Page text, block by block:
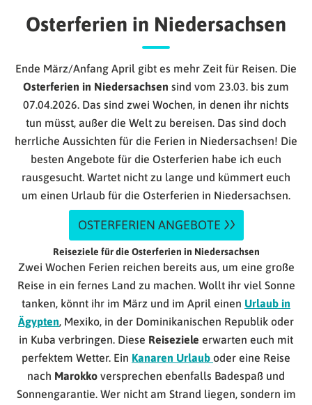
Osterferien in Niedersachsen
Ende März/Anfang April gibt es mehr Zeit für Reisen. Die
Osterferien in Niedersachsen sind vom 23.03. bis zum
07.04.2026. Das sind zwei Wochen, in denen ihr nichts
tun müsst, außer die Welt zu bereisen. Das sind doch
herrliche Aussichten für die Ferien in Niedersachsen! Die
besten Angebote für die Osterferien habe ich euch
rausgesucht. Wartet nicht zu lange und kümmert euch
um einen Urlaub für die Osterferien in Niedersachsen.
OSTERFERIEN ANGEBOTE
Reiseziele für die Osterferien in Niedersachsen
Zwei Wochen Ferien reichen bereits aus, um eine große
Reise in ein fernes Land zu machen. Wollt ihr viel Sonne
tanken, könnt ihr im März und im April einen Urlaub in
Ägypten, Mexiko, in der Dominikanischen Republik oder
in Kuba verbringen. Diese Reiseziele erwarten euch mit
perfektem Wetter. Ein Kanaren Urlaub oder eine Reise
nach Marokko versprechen ebenfalls Badespaß und
Sonnengarantie. Wer nicht am Strand liegen, sondern im